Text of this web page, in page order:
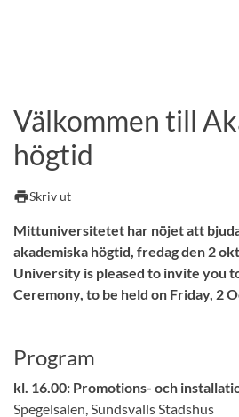
Välkommen till
högtid
printSkriv ut
Mittuniversitetet har nöjet att
akademiska högtid, fredag den 2
University is pleased to invite you
Ceremony, to be held on Friday, 2
Program
kl. 16.00: Promotions- och
Spegelsalen, Sundsvalls Stadshus